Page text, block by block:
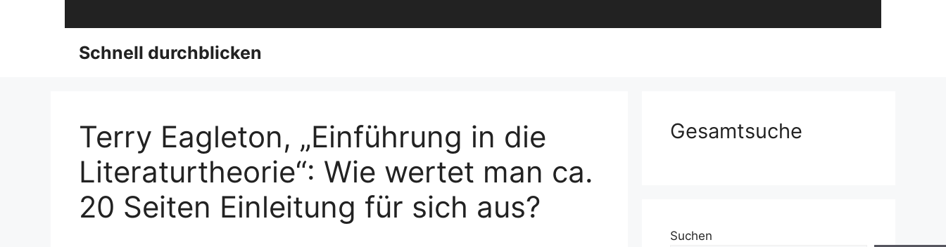
Schnell durchblicken
Terry Eagleton, „Einführung in die
Literaturtheorie“: Wie wertet man ca.
20 Seiten Einleitung für sich aus?
Gesamtsuche
Suchen